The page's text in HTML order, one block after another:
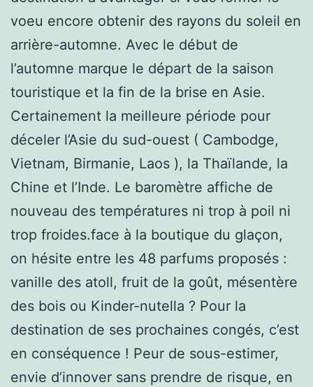
voeu encore obtenir des rayons du soleil en
arrière-automne. Avec le début de
l’automne marque le départ de la saison
touristique et la fin de la brise en Asie.
Certainement la meilleure période pour
déceler l’Asie du sud-ouest ( Cambodge,
Vietnam, Birmanie, Laos ), la Thaïlande, la
Chine et l’Inde. Le baromètre affiche de
nouveau des températures ni trop à poil ni
trop froides.face à la boutique du glaçon,
on hésite entre les 48 parfums proposés :
vanille des atoll, fruit de la goût, mésentère
des bois ou Kinder-nutella ? Pour la
destination de ses prochaines congés, c’est
en conséquence ! Peur de sous-estimer,
envie d’innover sans prendre de risque, en